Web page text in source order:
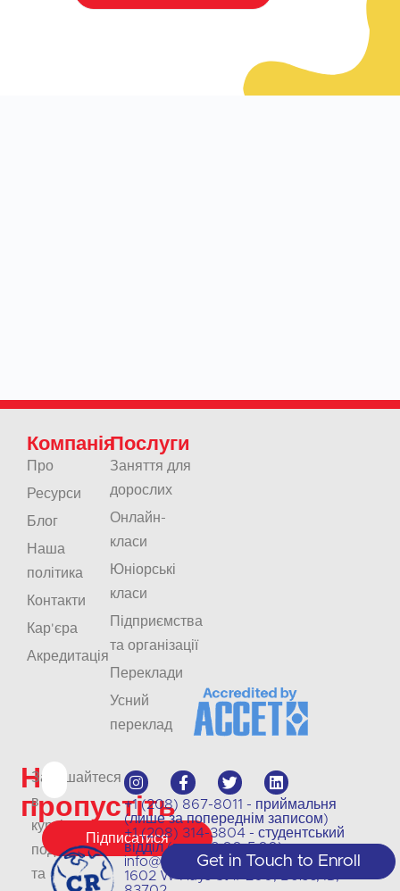
Не
пропустіть
Залишайтеся
в
курсі
подій
та
Підписатися
+1 (208) 867-8011 - приймальня
(лише за попереднім записом)
+1 (208) 314-3804 - студентський
відділ (пн-чт 9:00-5:00)
info@crlanguages.com
1602 W Hays St # 200, Boise, ID,
Компанія
Про
Ресурси
Блог
Наша
політика
Контакти
Кар'єра
Акредитація
Послуги
Заняття для
дорослих
Онлайн-
класи
Юніорські
класи
Підприємства
та організації
Переклади
Усний
переклад
Get in Touch to Enroll